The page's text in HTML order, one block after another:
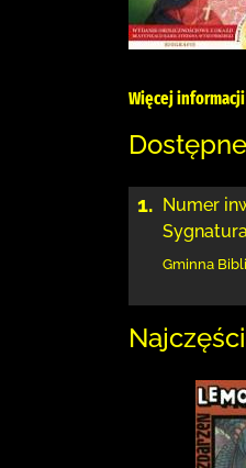
Więcej informacji
1. Numer
Gminna